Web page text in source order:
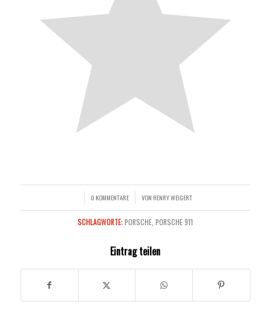
0 KOMMENTARE
/ VON HENRY WEIGERT
SCHLAGWORTE: PORSCHE ,PORSCHE 911
Eintrag teilen